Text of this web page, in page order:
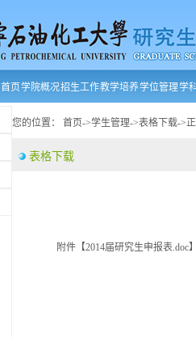
首页学院概况招生工作教学培养学位管理学
您的位置： 首页->学生管理->表格下载->
表格下载
附件【2014届研究生申报表.doc